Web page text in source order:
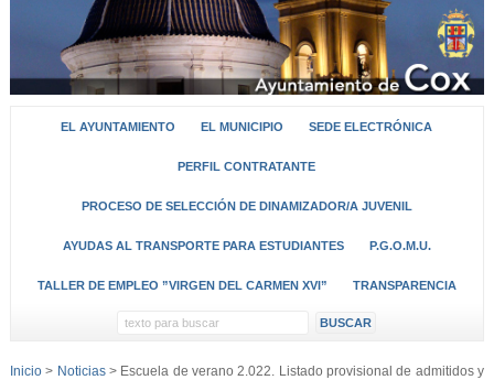
EL AYUNTAMIENTO EL MUNICIPIO SEDE ELECTRÓNICA
PERFIL CONTRATANTE
PROCESO DE SELECCIÓN DE DINAMIZADOR/A JUVENIL
AYUDAS AL TRANSPORTE PARA ESTUDIANTES P.G.O.M.U.
TALLER DE EMPLEO ”VIRGEN DEL CARMEN XVI” TRANSPARENCIA
Inicio> Noticias> Escuela de verano 2.022. Listado provisional de admitidos y